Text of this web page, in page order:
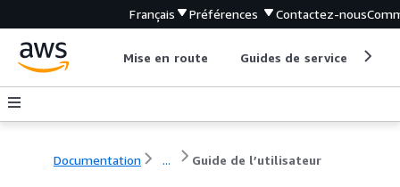
Français Préférences Contactez-nous
Mise en route Guides de service
Documentation ... Guide de l’utilisateur